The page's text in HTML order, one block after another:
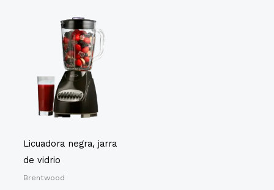
Licuadora negra, jarra
de vidrio
Brentwood